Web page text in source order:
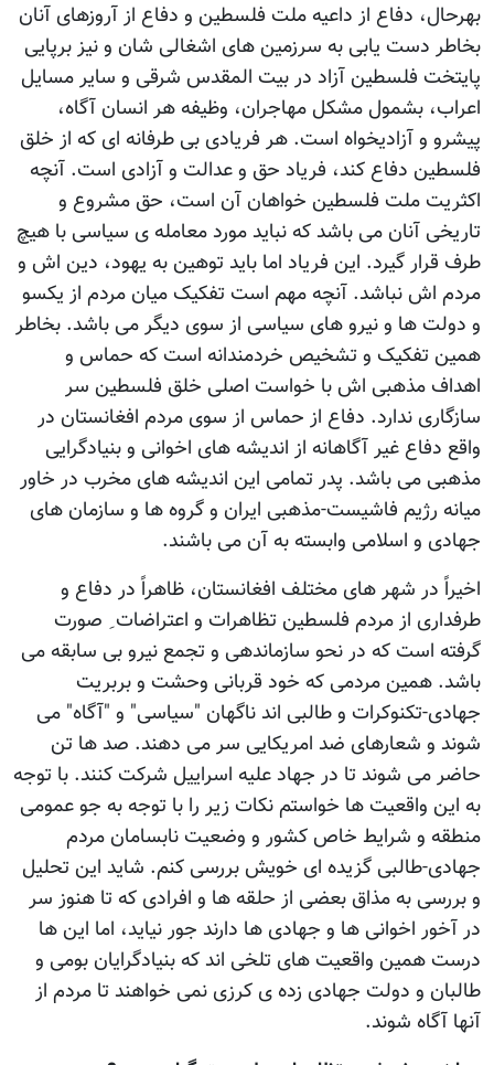
بهرحال، دفاع از داعیه ملت فلسطین و دفاع از آروزهای آنان
بخاطر دست یابی به سرزمین های اشغالی شان و نیز برپایی
پایتخت فلسطین آزاد در بیت المقدس شرقی و سایر مسایل
اعراب، بشمول مشکل مهاجران، وظیفه هر انسان آگاه،
پیشرو و آزادیخواه است. هر فریادی بی طرفانه ای که از خلق
فلسطین دفاع کند، فریاد حق و عدالت و آزادی است. آنچه
اکثریت ملت فلسطین خواهان آن است، حق مشروع و
تاریخی آنان می باشد که نباید مورد معامله ی سیاسی با هیچ
طرف قرار گیرد. این فریاد اما باید توهین به یهود، دین اش و
مردم اش نباشد. آنچه مهم است تفکیک میان مردم از یکسو
و دولت ها و نیرو های سیاسی از سوی دیگر می باشد. بخاطر
همین تفکیک و تشخیص خردمندانه است که حماس و
اهداف مذهبی اش با خواست اصلی خلق فلسطین سر
سازگاری ندارد. دفاع از حماس از سوی مردم افغانستان در
واقع دفاع غیر آگاهانه از اندیشه های اخوانی و بنیادگرایی
مذهبی می باشد. پدر تمامی این اندیشه های مخرب در خاور
میانه رژیم فاشیست-مذهبی ایران و گروه ها و سازمان های
جهادی و اسلامی وابسته به آن می باشند.
اخیراً در شهر های مختلف افغانستان، ظاهراً در دفاع و
طرفداری از مردم فلسطین تظاهرات و اعتراضات ِ صورت
گرفته است که در نحو سازماندهی و تجمع نیرو بی سابقه می
باشد. همین مردمی که خود قربانی وحشت و بربریت
جهادی-تکنوکرات و طالبی اند ناگهان "سیاسی" و "آگاه" می
شوند و شعارهای ضد امریکایی سر می دهند. صد ها تن
حاضر می شوند تا در جهاد علیه اسراییل شرکت کنند. با توجه
به این واقعیت ها خواستم نکات زیر را با توجه به جو عمومی
منطقه و شرایط خاص کشور و وضعیت نابسامان مردم
جهادی-طالبی گزیده ای خویش بررسی کنم. شاید این تحلیل
و بررسی به مذاق بعضی از حلقه ها و افرادی که تا هنوز سر
در آخور اخوانی ها و جهادی ها دارند جور نیاید، اما این ها
درست همین واقعیت های تلخی اند که بنیادگرایان بومی و
طالبان و دولت جهادی زده ی کرزی نمی خواهند تا مردم از
آنها آگاه شوند.